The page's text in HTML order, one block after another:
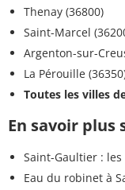
Thenay (36800)
Saint-Marcel
Argenton-sur-
La Pérouille
Toutes les villes
En savoir plus
Saint-Gaultier :
Eau du robinet à